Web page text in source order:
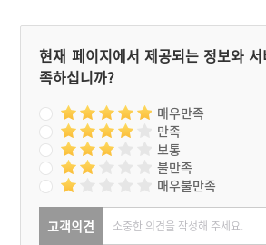
현재 페이지에서 제공되는 정보와
족하십니까?
매우만족
만족
보통
불만족
매우불만족
고객의견